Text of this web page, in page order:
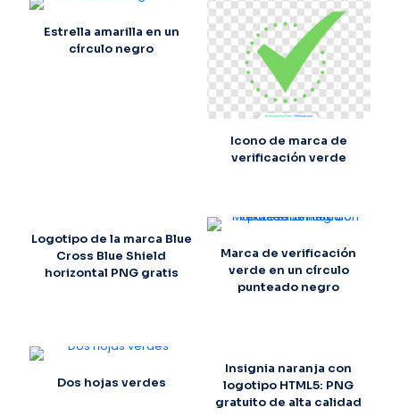
Estrella amarilla en un
círculo negro
Icono de marca de
verificación verde
Logotipo de la marca Blue
Cross Blue Shield
horizontal PNG gratis
Marca de verificación
verde en un círculo
punteado negro
Dos hojas verdes
Insignia naranja con
logotipo HTML5: PNG
gratuito de alta calidad